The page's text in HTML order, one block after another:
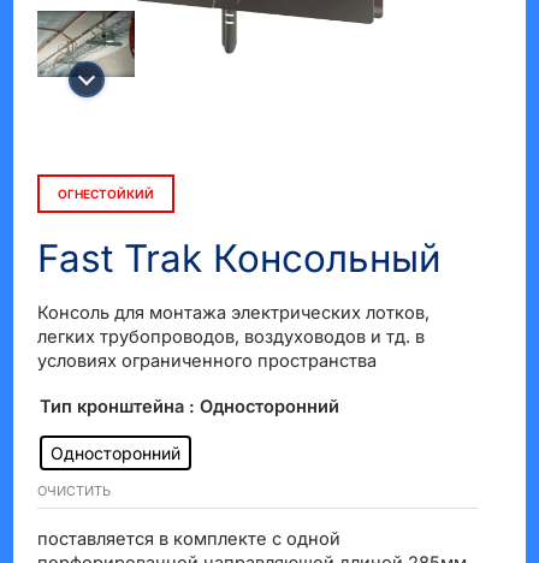
ОГНЕСТОЙКИЙ
Fast Trak Консольный
Консоль для монтажа электрических лотков,
легких трубопроводов, воздуховодов и тд. в
условиях ограниченного пространства
Тип кронштейна : Односторонний
Односторонний
ОЧИСТИТЬ
поставляется в комплекте с одной